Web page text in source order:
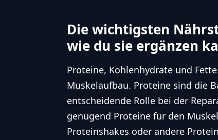
Die wichtigsten
wie du sie ergänzen
Proteine, Kohlenhydrate und
Muskelaufbau. Proteine sind die
entscheidende Rolle bei der
genügend Proteine für den
Proteinshakes oder andere